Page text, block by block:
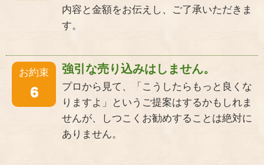
内容と金額をお伝えし、ご了承いただきま
す。
お約束
6
強引な売り込みはしません。
プロから見て、「こうしたらもっと良くな
りますよ」というご提案はするかもしれま
せんが、しつこくお勧めすることは絶対に
ありません。